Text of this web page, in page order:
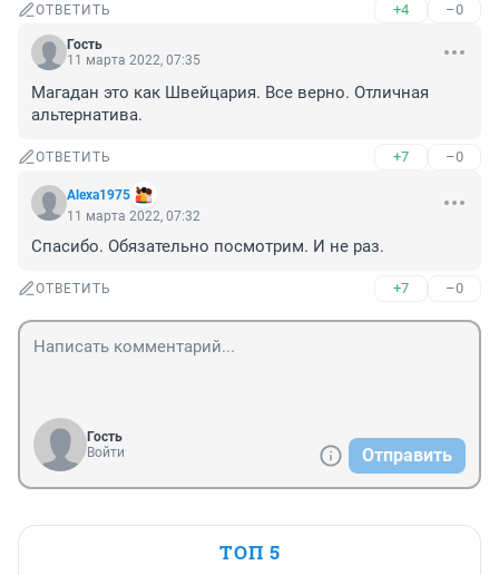
ОТВЕТИТЬ +4 –0
Гость
11 марта 2022, 07:35
Магадан это как Швейцария. Все верно. Отличная
альтернатива.
ОТВЕТИТЬ +7 –0
Alexa1975
11 марта 2022, 07:32
Спасибо. Обязательно посмотрим. И не раз.
ОТВЕТИТЬ +7 –0
Гость
Войти
Отправить
ТОП 5